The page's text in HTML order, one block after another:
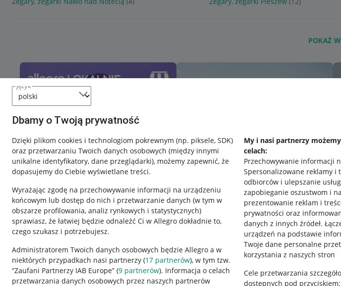
język
Dbamy o Twoją prywatność
Dzięki plikom cookies i technologiom pokrewnym (np. piksele, SDK)
oraz przetwarzaniu Twoich danych osobowych (między innymi
unikalne identyfikatory, dane przeglądarki), możemy zapewnić, że
dopasujemy do Ciebie wyświetlane treści.
Wyrażając zgodę na przechowywanie informacji na urządzeniu
końcowym lub dostęp do nich i przetwarzanie danych (w tym w
obszarze profilowania, analiz rynkowych i statystycznych)
sprawiasz, że łatwiej będzie odnaleźć Ci w Allegro dokładnie to,
czego szukasz i potrzebujesz.
Administratorem Twoich danych osobowych będzie Allegro a w
niektórych przypadkach nasi partnerzy (17 partnerów), w tym tzw.
“Zaufani Partnerzy IAB Europe” (9 partnerów). Informacja o celach
przetwarzania danych osobowych przez naszych partnerów
My i nasi partnerzy
celach:
Przechowywanie informacji
Spersonalizowane reklamy
odbiorców i ulepszanie usług
zapobieganie oszustwom i
prezentowanie reklam i
prywatności oraz
danych z innych źródeł.
urządzeń na podstawie
Twoje dane personalne
korzystania z naszych stron
Cele przetwarzania
dostępnych pod przyciskiem:
POKAŻ
Przydatne informacje
Jak to działa
Napisz do nas
Regulamin
Polityka plików "cookies"